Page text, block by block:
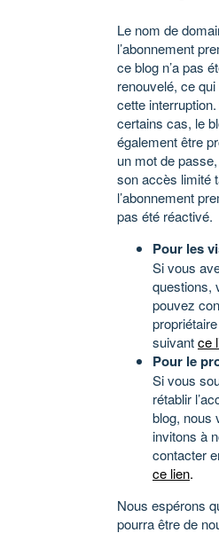
Le nom de
l’abonnement
ce blog n’a pas
renouvelé, ce
cette
certains cas, le
également être
un mot de
son accès limité
l’abonnement
pas été réactivé.
Pour les
Si vous
questions,
pouvez
suivantce
Pour le
Si vous
rétablir
blog, nous
invitons à
contacter
ce lien.
Nous espérons
pourra être de